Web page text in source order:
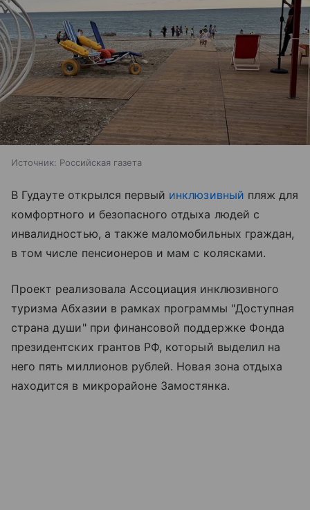
Источник: Российская газета
В Гудауте открылся первый инклюзивный пляж для
комфортного и безопасного отдыха людей с
инвалидностью, а также маломобильных граждан,
в том числе пенсионеров и мам с колясками.
Проект реализовала Ассоциация инклюзивного
туризма Абхазии в рамках программы "Доступная
страна души" при финансовой поддержке Фонда
президентских грантов РФ, который выделил на
него пять миллионов рублей. Новая зона отдыха
находится в микрорайоне Замостянка.